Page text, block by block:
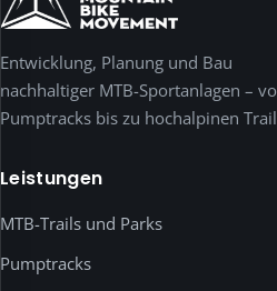
Entwicklung, Planung und Bau
nachhaltiger MTB-Sportanlagen –
Pumptracks bis zu hochalpinen
Leistungen
MTB-Trails und Parks
Pumptracks
nur
Speichern
deiner
Auswahl.
Medien
wie
YouTube-
werden